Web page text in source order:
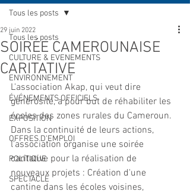
Tous les posts
CULTURE & EVENEMENTS
ENVIRONNEMENT
ÉVÉNEMENTS OFFICIELS
EXPOSITION
OFFRES D'EMPLOI
POLITIQUE
SPECTACLE
Tous les posts
SOIRÉE CAMEROUNAISE
CARITATIVE
29 juin 2022
L'association Akap, qui veut dire
générosité, a pour but de réhabiliter les
écoles des zones rurales du Cameroun.
Dans la continuité de leurs actions,
l'association organise une soirée
caritative pour la réalisation de
nouveaux projets : Création d'une
cantine dans les écoles voisines,